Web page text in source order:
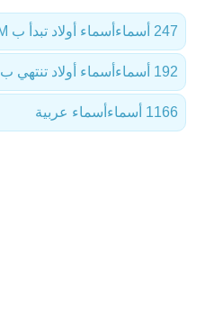
أسماء أولاد تبدأ ب M 247 أسماء
أسماء أولاد تنتهي ب R 192 أسماء
أسماء عربية 1166 أسماء